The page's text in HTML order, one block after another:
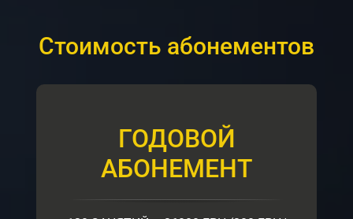
Стоимость абонементов
ГОДОВОЙ
АБОНЕМЕНТ